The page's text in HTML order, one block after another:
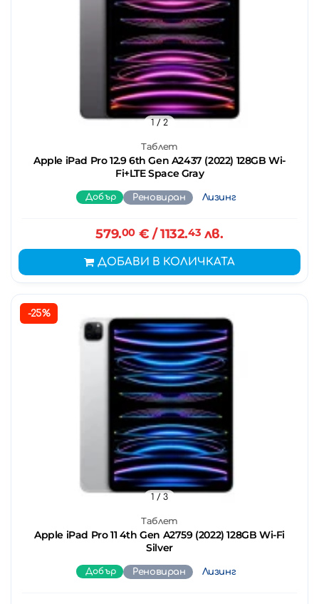
Таблет
Apple iPad Pro 12.9 6th Gen A2437 (2022) 128GB Wi-
Fi+LTE Space Gray
1 / 2
Добър Реновиран Лизинг
579.00€ / 1132.43 лв.
ДОБАВИ В КОЛИЧКАТА
-25%
Таблет
Apple iPad Pro 11 4th Gen A2759 (2022) 128GB Wi-Fi
Silver
1 / 3
Добър Реновиран Лизинг